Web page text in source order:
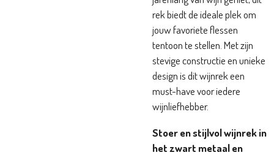
rek biedt de ideale plek om
jouw favoriete flessen
tentoon te stellen. Met zijn
stevige constructie en unieke
design is dit wijnrek een
must-have voor iedere
wijnliefhebber.
Stoer en stijlvol wijnrek in
het zwart metaal en